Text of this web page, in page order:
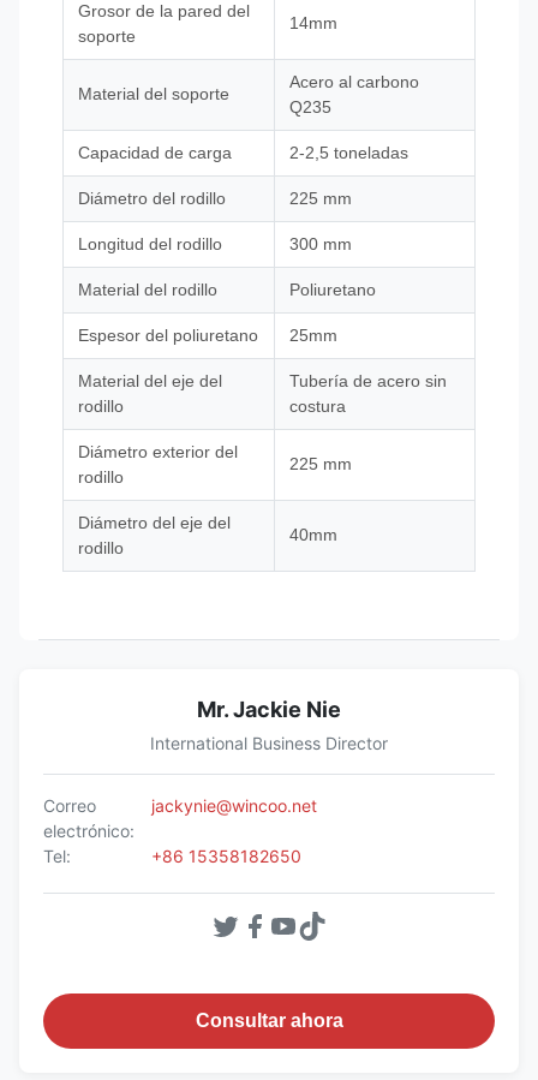
Grosor de la pared del
soporte
14mm
Material del soporte
Acero al carbono
Q235
Capacidad de carga 2-2,5 toneladas
Diámetro del rodillo 225 mm
Longitud del rodillo 300 mm
Material del rodillo Poliuretano
Espesor del poliuretano 25mm
Material del eje del
rodillo
Tubería de acero sin
costura
Diámetro exterior del
rodillo
225 mm
Diámetro del eje del
rodillo
40mm
Mr. Jackie Nie
International Business Director
Correo
electrónico:
jackynie@wincoo.net
Tel: +86 15358182650
Consultar ahora